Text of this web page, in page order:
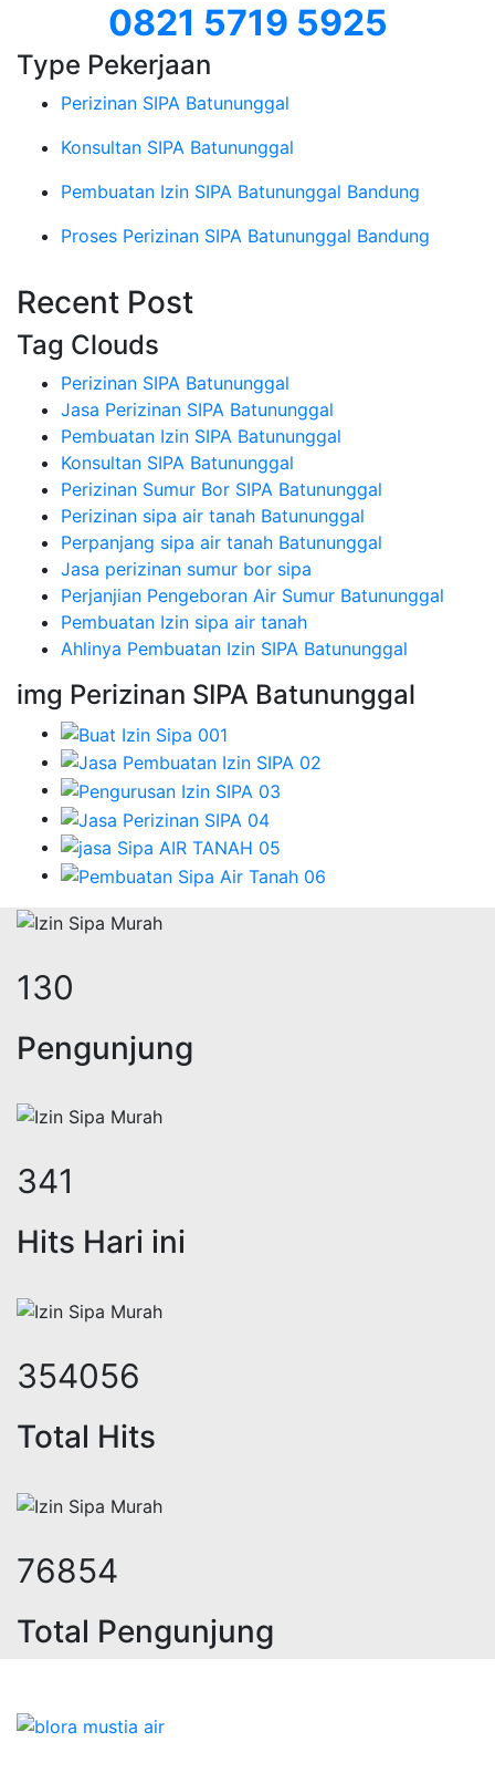
0821 5719 5925
Type Pekerjaan
Perizinan SIPA Batununggal
Konsultan SIPA Batununggal
Pembuatan Izin SIPA Batununggal Bandung
Proses Perizinan SIPA Batununggal Bandung
Recent Post
Tag Clouds
Perizinan SIPA Batununggal
Jasa Perizinan SIPA Batununggal
Pembuatan Izin SIPA Batununggal
Konsultan SIPA Batununggal
Perizinan Sumur Bor SIPA Batununggal
Perizinan sipa air tanah Batununggal
Perpanjang sipa air tanah Batununggal
Jasa perizinan sumur bor sipa
Perjanjian Pengeboran Air Sumur Batununggal
Pembuatan Izin sipa air tanah
Ahlinya Pembuatan Izin SIPA Batununggal
img Perizinan SIPA Batununggal
167
Pengunjung
438
Hits Hari ini
460699
Total Hits
100096
Total Pengunjung